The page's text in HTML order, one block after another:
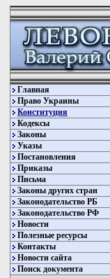
Главная
Право Украины
Конституция
Кодексы
Законы
Указы
Постановления
Приказы
Письма
Законы других стран
Законодательство РБ
Законодательство РФ
Новости
Полезные ресурсы
Контакты
Новости сайта
Поиск документа